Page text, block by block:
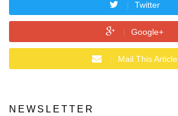
Twitter
Google+
Mail This Article
NEWSLETTER